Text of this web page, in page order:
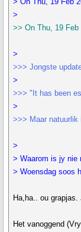
>
>> On Thu, 19 Feb
>
>>> Jongste
>
>>> "It has been
>
>>> Maar natuurlik
>
> Waarom is jy nie
> Woensdag soos
Ha,ha.. ou
Het vanoggend